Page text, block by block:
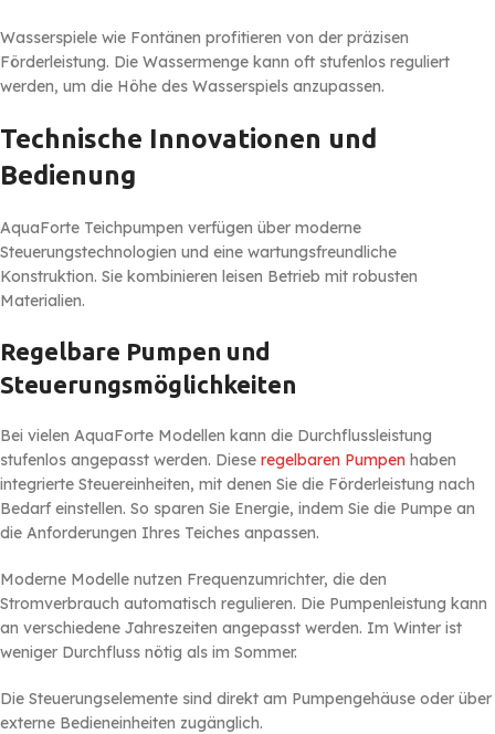
Wasserspiele wie Fontänen profitieren von der präzisen
Förderleistung. Die Wassermenge kann oft stufenlos reguliert
werden, um die Höhe des Wasserspiels anzupassen.
Technische Innovationen und
Bedienung
AquaForte Teichpumpen verfügen über moderne
Steuerungstechnologien und eine wartungsfreundliche
Konstruktion. Sie kombinieren leisen Betrieb mit robusten
Materialien.
Regelbare Pumpen und
Steuerungsmöglichkeiten
Bei vielen AquaForte Modellen kann die Durchflussleistung
stufenlos angepasst werden. Diese regelbaren Pumpen haben
integrierte Steuereinheiten, mit denen Sie die Förderleistung nach
Bedarf einstellen. So sparen Sie Energie, indem Sie die Pumpe an
die Anforderungen Ihres Teiches anpassen.
Moderne Modelle nutzen Frequenzumrichter, die den
Stromverbrauch automatisch regulieren. Die Pumpenleistung kann
an verschiedene Jahreszeiten angepasst werden. Im Winter ist
weniger Durchfluss nötig als im Sommer.
Die Steuerungselemente sind direkt am Pumpengehäuse oder über
externe Bedieneinheiten zugänglich.